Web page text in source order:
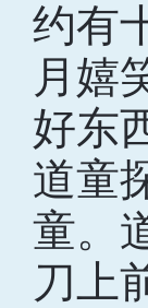
约有
月嬉
好东
道童
童。
刀上